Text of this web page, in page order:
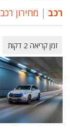
רכב מחירון רכב